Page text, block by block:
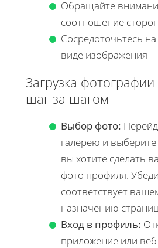
Обращайте
соотношение сторон
Сосредоточьтесь
виде изображения
Загрузка
шаг за шагом
Выбор фото:
галерею и
вы хотите сделать
фото профиля.
соответствует
назначению
Вход в профиль:
приложение или